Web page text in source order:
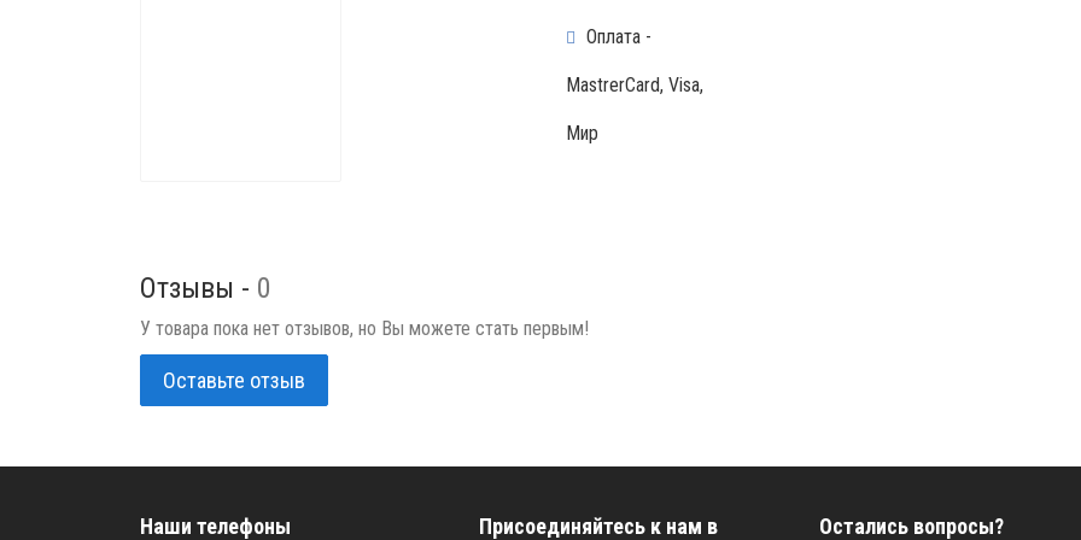
Оплата -
MastrerCard, Visa,
Мир
Отзывы - 0
У товара пока нет отзывов, но Вы можете стать первым!
Оставьте отзыв
Наши телефоны
Присоединяйтесь к нам в
Остались вопросы?